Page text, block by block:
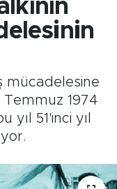
mücadelesine
1974
yıl 51'inci yıl